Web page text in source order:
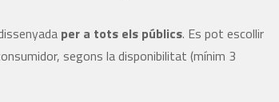
per a tots els públics. Es pot escollir
segons la disponibilitat (mínim 3